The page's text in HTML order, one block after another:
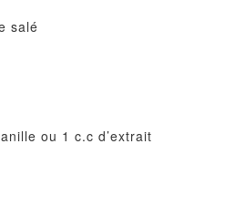
salé
ou 1 c.c d’extrait